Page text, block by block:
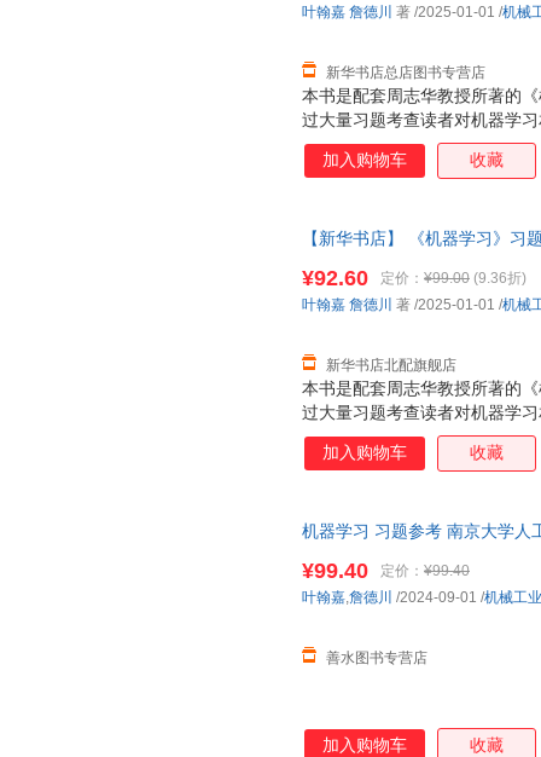
本书是配套周志华教授所著的
过大量习题考查读者对机器学
分：第一部分习题对应《机器
与选择、线性模型、决策树、
新华书店总店图书专营店
叶翰嘉 詹德川 著 /2025-01-01 /机械
加入购物车 收藏
【新华书店】 《机器学习》习
本书是配套周志华教授所著的
过大量习题考查读者对机器学
分：第一部分习题对应《机器
与选择、线性模型、决策树、
¥92.60 定价： ¥99.00 (9.36折)
新华书店北配旗舰店
叶翰嘉 詹德川 著 /2025-01-01 /机械
加入购物车 收藏
机器学习 习题参考 南京大学人
系客服】
¥99.40 定价： ¥99.40
善水图书专营店
叶翰嘉,詹德川 /2024-09-01 /机械工
加入购物车 收藏